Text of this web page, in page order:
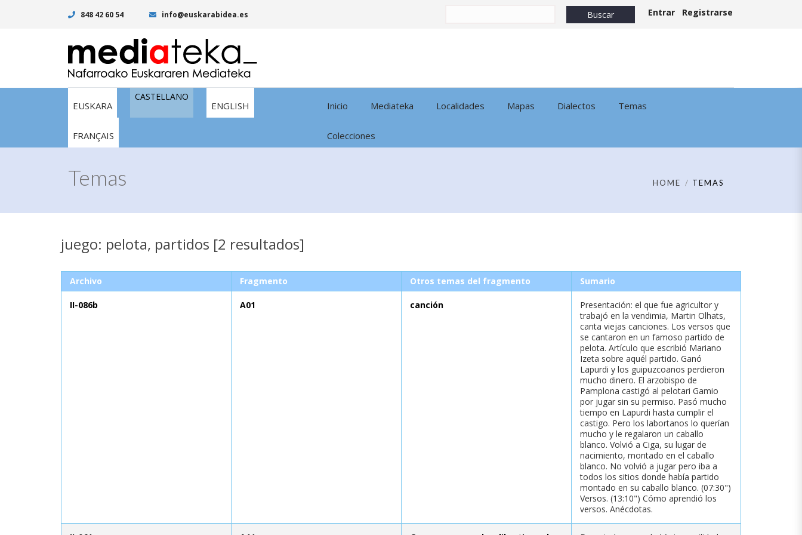
848 42 60 54 info@euskarabidea.es Entrar Registrarse
EUSKARA
CASTELLANO
ENGLISH
FRANÇAIS
Inicio Mediateka Localidades Mapas Dialectos Temas
Colecciones
Temas HOME TEMAS
juego: pelota, partidos [2 resultados]
Archivo Fragmento Otros temas del fragmento Sumario
II-086b A01 canción
Presentación: el que fue agricultor y
trabajó en la vendimia, Martin Olhats,
canta viejas canciones. Los versos que
se cantaron en un famoso partido de
pelota. Artículo que escribió Mariano
Izeta sobre aquél partido. Ganó
Lapurdi y los guipuzcoanos perdieron
mucho dinero. El arzobispo de
Pamplona castigó al pelotari Gamio
por jugar sin su permiso. Pasó mucho
tiempo en Lapurdi hasta cumplir el
castigo. Pero los labortanos lo querían
mucho y le regalaron un caballo
blanco. Volvió a Ciga, su lugar de
nacimiento, montado en el caballo
blanco. No volvió a jugar pero iba a
todos los sitios donde había partido
montado en su caballo blanco. (07:30")
Versos. (13:10") Cómo aprendió los
versos. Anécdotas.